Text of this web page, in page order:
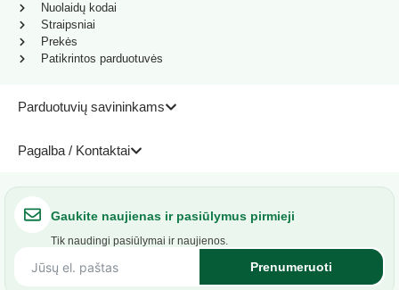
Parduotuvių savininkams
Pagalba / Kontaktai
Nuolaidų kodai
Straipsniai
Prekės
Patikrintos parduotuvės
Gaukite naujienas ir pasiūlymus pirmieji
Tik naudingi pasiūlymai ir naujienos.
Prenumeruoti